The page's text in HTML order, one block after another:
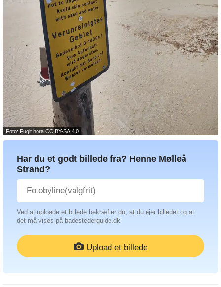
Foto: Fugit hora CC BY-SA 4.0
Har du et godt billede fra? Henne Mølleå
Strand?
Ved at uploade et billede bekræfter du, at du ejer billedet og at
det må vises på badestederguide.dk
Upload et billede